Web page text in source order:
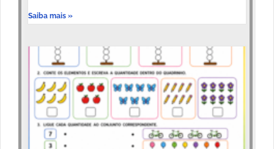
Saiba mais »